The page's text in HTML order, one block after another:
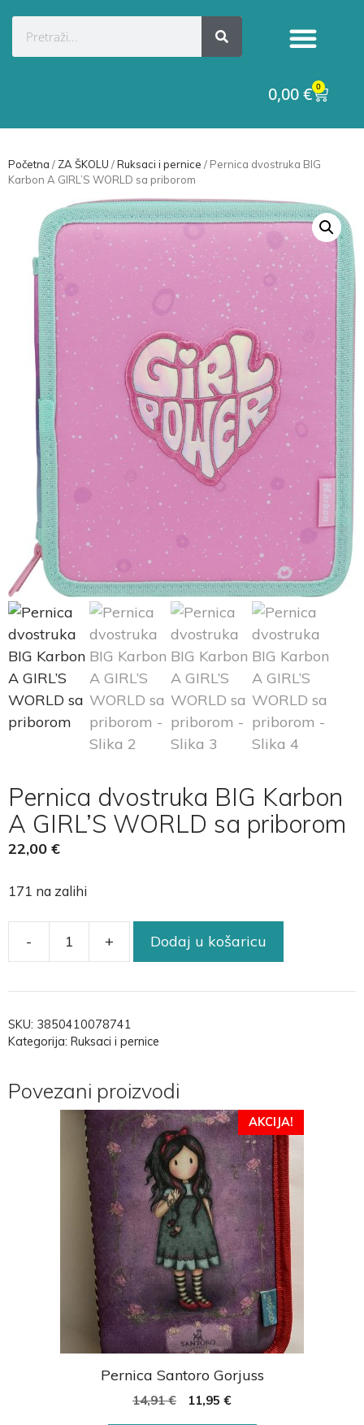
0,00€ 0
Početna / ZA ŠKOLU /Ruksaci i pernice / Pernica dvostruka BIG
Karbon A GIRL’S WORLD sa priborom
Pernica dvostruka BIG Karbon
A GIRL’S WORLD sa priborom
22,00 €
171 na zalihi
- + Dodaj u košaricu
SKU: 3850410078741
Kategorija: Ruksaci i pernice
Povezani proizvodi
AKCIJA!
Pernica Santoro Gorjuss
14,91€ 11,95 €